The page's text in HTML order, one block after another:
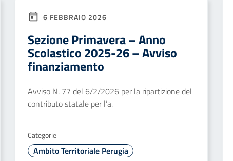
6 FEBBRAIO 2026
Sezione Primavera – Anno
Scolastico 2025-26 – Avviso
finanziamento
Avviso N. 77 del 6/2/2026 per la ripartizione del
contributo statale per l’a.
Categorie
Ambito Territoriale Perugia